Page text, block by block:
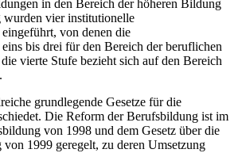
in den Bereich der höheren Bildung
vier institutionelle
von denen die
bis drei für den Bereich der beruflichen
vierte Stufe bezieht sich auf den Bereich
grundlegende Gesetze für die
Die Reform der Berufsbildung ist im
von 1998 und dem Gesetz über die
1999 geregelt, zu deren Umsetzung